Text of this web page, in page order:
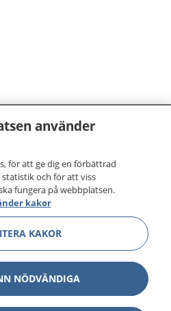
använder
för att ge dig en förbättrad
och för att viss
fungera på webbplatsen.
kakor
KAKOR
NÖDVÄNDIGA